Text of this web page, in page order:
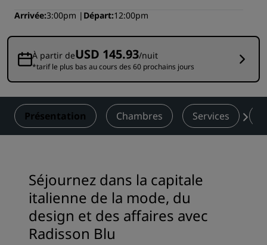
Arrivée 3:00pm Départ 12:00pm
À partir deUSD 145.93/nuit
*tarif le plus bas au cours des 60 prochains jours
Présentation Chambres Services
Séjournez dans la capitale
italienne de la mode, du
design et des affaires avec
Radisson Blu